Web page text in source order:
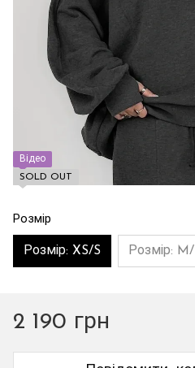
Відео
SOLD OUT
Розмір
Розмір: XS/S Розмір:
2 190 грн